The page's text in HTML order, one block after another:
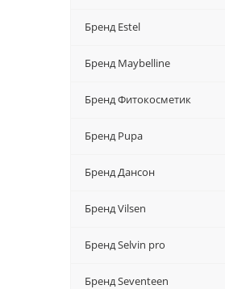
Бренд Estel
Бренд Maybelline
Бренд Фитокосметик
Бренд Pupa
Бренд Дансон
Бренд Vilsen
Бренд Selvin pro
Бренд Seventeen